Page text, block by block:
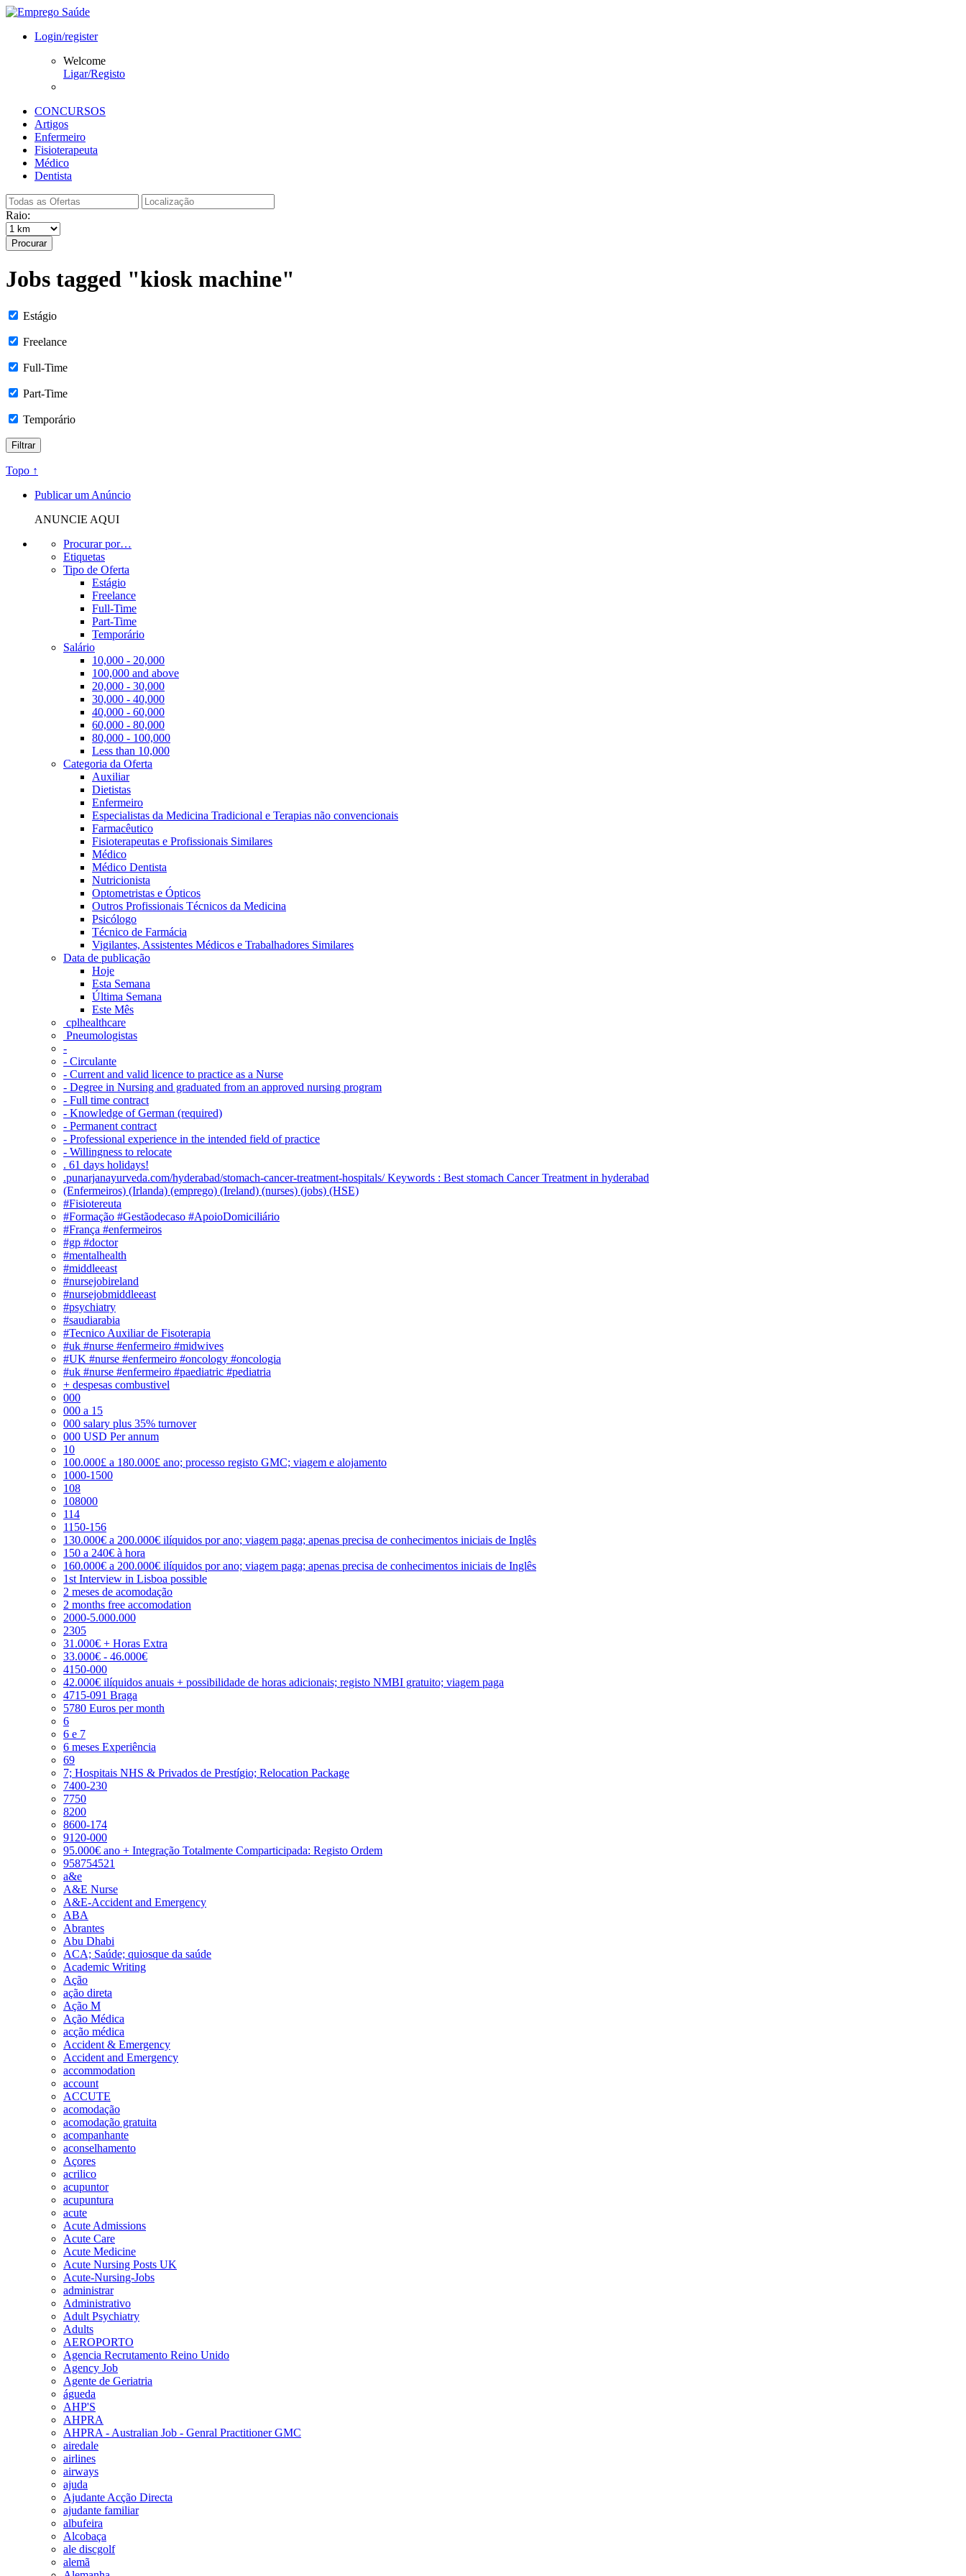
Login/register
Welcome
Ligar/Registo
CONCURSOS
Artigos
Enfermeiro
Fisioterapeuta
Médico
Dentista
Raio:
Procurar
Jobs tagged "kiosk machine"
Estágio
Freelance
Full-Time
Part-Time
Temporário
Topo ↑
Publicar um Anúncio
ANUNCIE AQUI
Procurar por…
Etiquetas
Tipo de Oferta
Estágio
Freelance
Full-Time
Part-Time
Temporário
Salário
10,000 - 20,000
100,000 and above
20,000 - 30,000
30,000 - 40,000
40,000 - 60,000
60,000 - 80,000
80,000 - 100,000
Less than 10,000
Categoria da Oferta
Auxiliar
Dietistas
Enfermeiro
Especialistas da Medicina Tradicional e Terapias não convencionais
Farmacêutico
Fisioterapeutas e Profissionais Similares
Médico
Médico Dentista
Nutricionista
Optometristas e Ópticos
Outros Profissionais Técnicos da Medicina
Psicólogo
Técnico de Farmácia
Vigilantes, Assistentes Médicos e Trabalhadores Similares
Data de publicação
Hoje
Esta Semana
Última Semana
Este Mês
‎ cplhealthcare‬
Pneumologistas
-
- Circulante
- Current and valid licence to practice as a Nurse
- Degree in Nursing and graduated from an approved nursing program
- Full time contract
- Knowledge of German (required)
- Permanent contract
- Professional experience in the intended field of practice
- Willingness to relocate
. 61 days holidays!
.punarjanayurveda.com/hyderabad/stomach-cancer-treatment-hospitals/ Keywords : Best stomach Cancer Treatment in hyderabad
(Enfermeiros) (Irlanda) (emprego) (Ireland) (nurses) (jobs) (HSE)
#Fisiotereuta
#Formação #Gestãodecaso #ApoioDomiciliário
#França #enfermeiros
#gp #doctor
#mentalhealth
#middleeast
#nursejobireland
#nursejobmiddleeast
#psychiatry
#saudiarabia
#Tecnico Auxiliar de Fisoterapia
#uk #nurse #enfermeiro #midwives
#UK #nurse #enfermeiro #oncology #oncologia
#uk #nurse #enfermeiro #paediatric #pediatria
+ despesas combustivel
000
000 a 15
000 salary plus 35% turnover
000 USD Per annum
10
100.000£ a 180.000£ ano; processo registo GMC; viagem e alojamento
1000-1500
108
108000
114
1150-156
130.000€ a 200.000€ ilíquidos por ano; viagem paga; apenas precisa de conhecimentos iniciais de Inglês
150 a 240€ à hora
160.000€ a 200.000€ ilíquidos por ano; viagem paga; apenas precisa de conhecimentos iniciais de Inglês
1st Interview in Lisboa possible
2 meses de acomodação
2 months free accomodation
2000-5.000.000
2305
31.000€ + Horas Extra
33.000€ - 46.000€
4150-000
42.000€ ilíquidos anuais + possibilidade de horas adicionais; registo NMBI gratuito; viagem paga
4715-091 Braga
5780 Euros per month
6
6 e 7
6 meses Experiência
69
7; Hospitais NHS & Privados de Prestígio; Relocation Package
7400-230
7750
8200
8600-174
9120-000
95.000€ ano + Integração Totalmente Comparticipada: Registo Ordem
958754521
a&e
A&E Nurse
A&E-Accident and Emergency
ABA
Abrantes
Abu Dhabi
ACA; Saúde; quiosque da saúde
Academic Writing
Ação
ação direta
Ação M
Ação Médica
acção médica
Accident & Emergency
Accident and Emergency
accommodation
account
ACCUTE
acomodação
acomodação gratuita
acompanhante
aconselhamento
Açores
acrilico
acupuntor
acupuntura
acute
Acute Admissions
Acute Care
Acute Medicine
Acute Nursing Posts UK
Acute-Nursing-Jobs
administrar
Administrativo
Adult Psychiatry
Adults
AEROPORTO
Agencia Recrutamento Reino Unido
Agency Job
Agente de Geriatria
águeda
AHP'S
AHPRA
AHPRA - Australian Job - Genral Practitioner GMC
airedale
airlines
airways
ajuda
Ajudante Acção Directa
ajudante familiar
albufeira
Alcobaça
ale discgolf
alemã